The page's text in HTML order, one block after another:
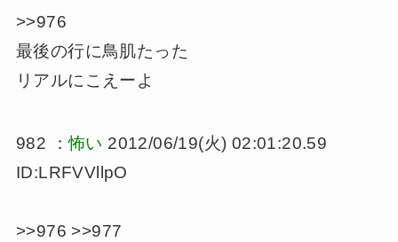
>>976
最後の行に鳥肌たった
リアルにこえーよ
982 ：怖い 2012/06/19(火) 02:01:20.59
ID:LRFVVllpO
>>976 >>977